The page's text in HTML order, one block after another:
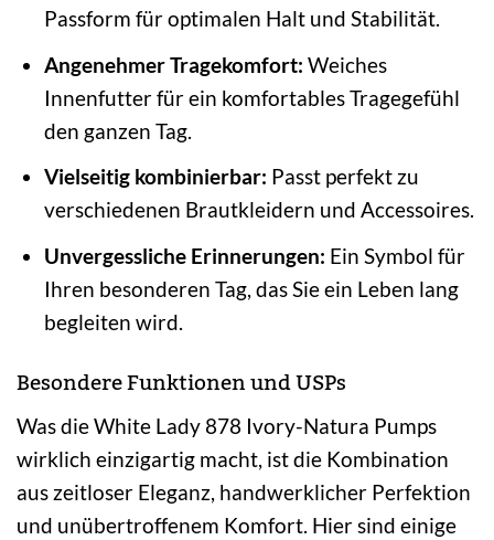
Passform für optimalen Halt und Stabilität.
Angenehmer Tragekomfort: Weiches
Innenfutter für ein komfortables Tragegefühl
den ganzen Tag.
Vielseitig kombinierbar: Passt perfekt zu
verschiedenen Brautkleidern und Accessoires.
Unvergessliche Erinnerungen: Ein Symbol für
Ihren besonderen Tag, das Sie ein Leben lang
begleiten wird.
Besondere Funktionen und USPs
Was die White Lady 878 Ivory-Natura Pumps
wirklich einzigartig macht, ist die Kombination
aus zeitloser Eleganz, handwerklicher Perfektion
und unübertroffenem Komfort. Hier sind einige